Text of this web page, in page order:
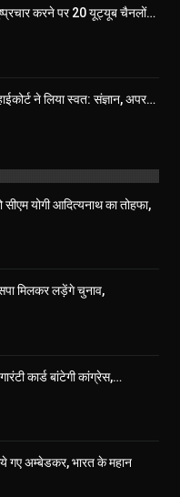
करने पर 20 यूट्यूब चैनलों…
ने लिया स्वत: संज्ञान, अपर…
योगी आद‍ित्‍यनाथ का तोहफा,
मिलकर लड़ेंगे चुनाव,
कार्ड बांटेगी कांग्रेस,…
गए अम्बेडकर, भारत के महान